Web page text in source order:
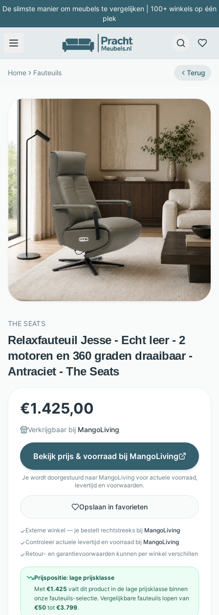
De slimste manier om meubels te vergelijken | 100+ winkels op één
plek
Home Fauteuils Terug
THE SEATS
Relaxfauteuil Jesse - Echt leer - 2
motoren en 360 graden draaibaar -
Antraciet - The Seats
€1.425,00
Verkrijgbaar bij MangoLiving
Bekijk prijs & voorraad bij MangoLiving
Je wordt doorgestuurd naar MangoLivingvoor actuele voorraad,
levertijd en voorwaarden.
Opslaan in favorieten
✓Externe winkel — je bestelt rechtstreeks bij MangoLiving
✓Controleer actuele levertijd en voorraad bij MangoLiving
✓Retour- en garantievoorwaarden kunnen per winkel verschillen
Prijspositie: lage prijsklasse
Met €1.425 valt dit product in de lage prijsklasse binnen
onze fauteuils-selectie. Vergelijkbare fauteuils lopen van
€50 tot €3.799.